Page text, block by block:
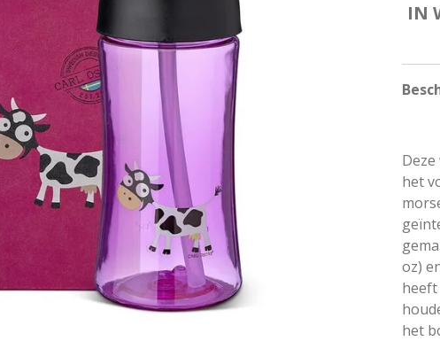
IN
het
oz)
het